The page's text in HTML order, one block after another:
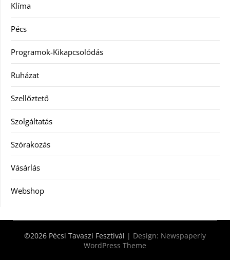
Klíma
Pécs
Programok-Kikapcsolódás
Ruházat
Szellőztető
Szolgáltatás
Szórakozás
Vásárlás
Webshop
©2026 Pécsi Tavaszi Fesztivál | Design: Newspaperly
WordPress Theme